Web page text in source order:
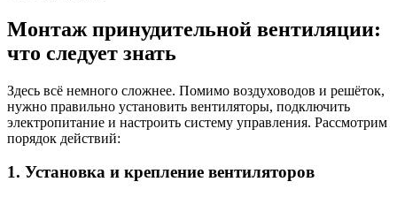
Монтаж принудительной вентиляции:
что следует знать
Здесь всё немного сложнее. Помимо воздуховодов и решёток,
нужно правильно установить вентиляторы, подключить
электропитание и настроить систему управления. Рассмотрим
порядок действий:
1. Установка и крепление вентиляторов